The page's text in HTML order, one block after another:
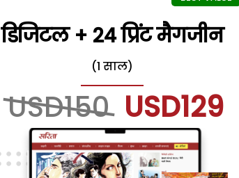
डिजिटल + 24 प्रिंट मैगजीन
(1 साल)
USD150 USD129